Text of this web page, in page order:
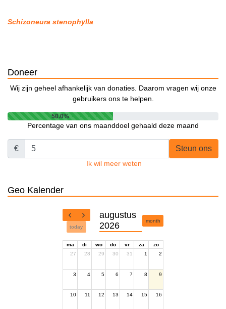
Schizoneura stenophylla
Doneer
Wij zijn geheel afhankelijk van donaties. Daarom vragen wij onze
gebruikers ons te helpen.
50.0%
Percentage van ons maanddoel gehaald deze maand
€ Steun ons
Ik wil meer weten
Geo Kalender
today
augustus
2026
month
ma di wo do vr za
zo
27
28 29 30 31 1 2
3 4 5 6 7 8 9
10 11 12 13 14 15 16